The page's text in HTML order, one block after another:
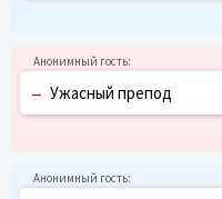
– Ужасный препод